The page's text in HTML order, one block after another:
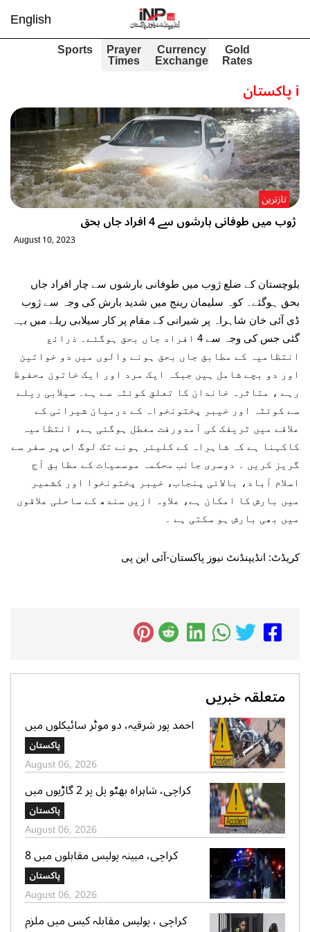
English
Gold
Rates
Currency
Exchange
Prayer
Times
Sports
iپاکستان
ژوب میں طوفانی بارشوں سے 4 افراد جاں بحق
تازترین
August 10, 2023
بلوچستان کے ضلع ژوب میں طوفانی بارشوں سے چار افراد جاں
بحق ہوگئے۔ کوہ سلیمان رینج میں شدید بارش کی وجہ سے ژوب
ڈی آئی خان شاہراہ پر شیرانی کے مقام پر کار سیلابی ریلے میں بہہ
گئی جس کی وجہ سے 4 افراد جاں بحق ہوگئے۔ ذرائع
انتظامیہ کے مطابق جاں بحق ہونے والوں میں دو خواتین
اور دو بچے شامل ہیں جبکہ ایک مرد اور ایک خاتون محفوظ
رہے ، متاثرہ خاندان کا تعلق کوئٹہ سے ہے۔ سیلابی ریلے
سے کوئٹہ اور خیبر پختونخواہ کے درمیان شیرانی کے
علاقے میں ٹریفک کی آمدورفت معطل ہوگئی ہے، انتظامیہ
کاکہنا ہے کہ شاہراہ کے کلیئر ہونے تک لوگ اس پر سفر سے
گریز کریں ۔ دوسری جانب محکمہ موسمیات کے مطابق آج
اسلام آباد، بالائی پنجاب، خیبر پختونخوا اور کشمیر
میں بارش کا امکان ہے، علاوہ ازیں سندھ کے ساحلی علاقوں
میں بھی بارش ہو سکتی ہے ۔
کریڈٹ: انڈیپنڈنٹ نیوز پاکستان-آئی این پی
متعلقہ خبریں
احمد پور شرقیہ، دو موٹر سائیکلوں میں
پاکستان
August 06, 2026
کراچی، شاہراہ بھٹو پل پر 2 گاڑیوں میں
پاکستان
August 06, 2026
کراچی، مبینہ پولیس مقابلوں میں 8
زخمی سمیت 12 ڈاکو گرفتار، اسلحہ،
موبائل فونز، کیش رقم اور موٹر سائیکلیں
برآمد
پاکستان
August 06, 2026
کراچی ، پولیس مقابلہ کیس میں ملزم